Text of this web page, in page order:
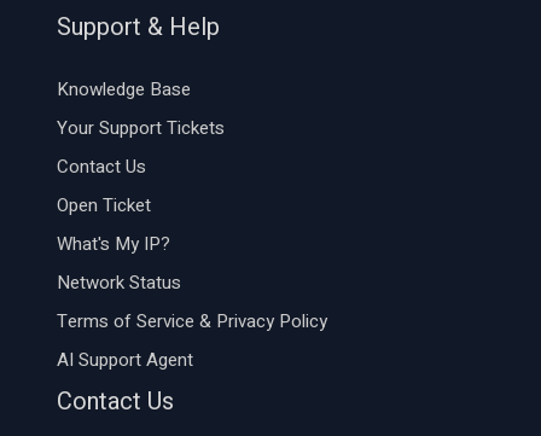
Support & Help
Knowledge Base
Your Support Tickets
Contact Us
Open Ticket
What's My IP?
Network Status
Terms of Service & Privacy Policy
AI Support Agent
Contact Us